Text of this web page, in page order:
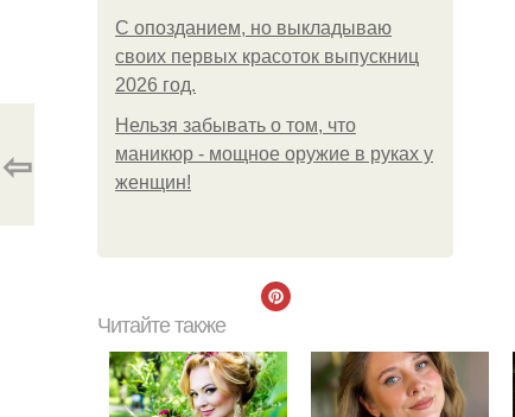
С опозданием, но выкладываю
своих первых красоток выпускниц
2026 год.
Нельзя забывать о том, что
маникюр - мощное оружие в руках у
женщин!
⇦
Читайте также